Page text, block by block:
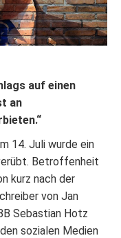
auf einen
an
14. Juli wurde ein
Betroffenheit
kurz nach der
von Jan
Sebastian Hotz
sozialen Medien